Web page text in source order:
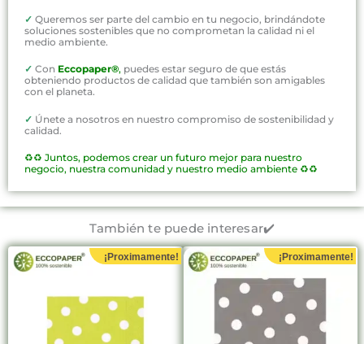
✓ Queremos ser parte del cambio en tu negocio, brindándote
soluciones sostenibles que no comprometan la calidad ni el
medio ambiente.
✓ Con Eccopaper®, puedes estar seguro de que estás
obteniendo productos de calidad que también son amigables
con el planeta.
✓ Únete a nosotros en nuestro compromiso de sostenibilidad y
calidad.
♻️♻️ Juntos, podemos crear un futuro mejor para nuestro
negocio, nuestra comunidad y nuestro medio ambiente ♻️♻️
También te puede interesar✔️
¡Proximamente! ¡Proximamente!